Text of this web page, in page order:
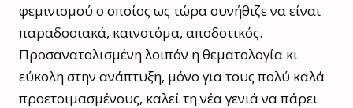
φεμινισμού ο οποίος ως τώρα συνήθιζε να είναι
παραδοσιακά, καινοτόμα, αποδοτικός.
Προσανατολισμένη λοιπόν η θεματολογία κι
εύκολη στην ανάπτυξη, μόνο για τους πολύ καλά
προετοιμασμένους, καλεί τη νέα γενιά να πάρει